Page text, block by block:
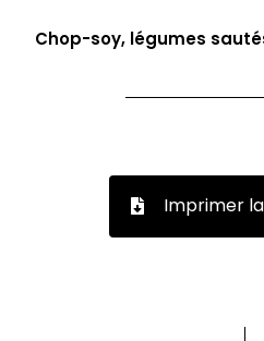
Chop-soy, légumes
Imprimer